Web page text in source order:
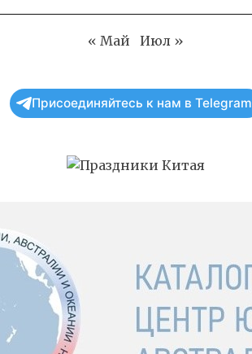
« Май Июл »
Присоединяйтесь к нам в Telegram